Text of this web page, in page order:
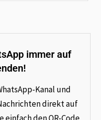
immer auf
Kanal und
direkt auf